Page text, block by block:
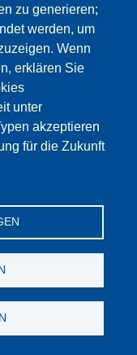
zum Produkt
zu generieren;
werden, um
Wenn
erklären Sie
unter
akzeptieren
für die Zukunft